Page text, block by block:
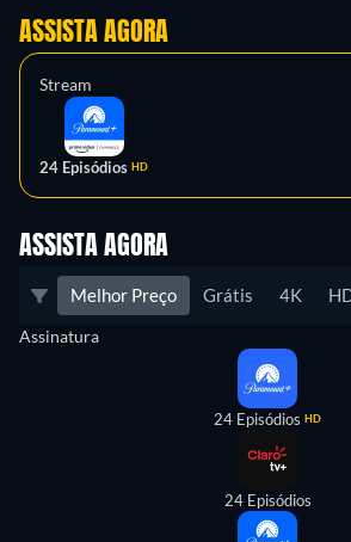
ASSISTA AGORA
Stream
24 Episódios HD
ASSISTA AGORA
Melhor Preço Grátis 4K
Assinatura
24 Episódios HD
24 Episódios